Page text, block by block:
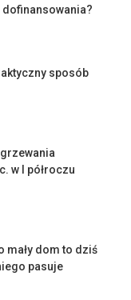
sposób
w I półroczu
mały dom to dziś
pasuje